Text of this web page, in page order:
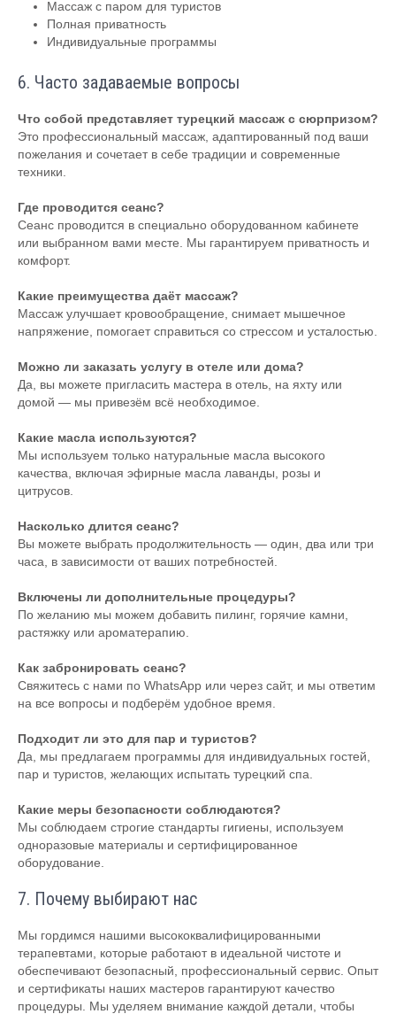
Массаж с паром для туристов
Полная приватность
Индивидуальные программы
6. Часто задаваемые вопросы
Что собой представляет турецкий массаж с сюрпризом?
Это профессиональный массаж, адаптированный под ваши
пожелания и сочетает в себе традиции и современные
техники.
Где проводится сеанс?
Сеанс проводится в специально оборудованном кабинете
или выбранном вами месте. Мы гарантируем приватность и
комфорт.
Какие преимущества даёт массаж?
Массаж улучшает кровообращение, снимает мышечное
напряжение, помогает справиться со стрессом и усталостью.
Можно ли заказать услугу в отеле или дома?
Да, вы можете пригласить мастера в отель, на яхту или
домой — мы привезём всё необходимое.
Какие масла используются?
Мы используем только натуральные масла высокого
качества, включая эфирные масла лаванды, розы и
цитрусов.
Насколько длится сеанс?
Вы можете выбрать продолжительность — один, два или три
часа, в зависимости от ваших потребностей.
Включены ли дополнительные процедуры?
По желанию мы можем добавить пилинг, горячие камни,
растяжку или ароматерапию.
Как забронировать сеанс?
Свяжитесь с нами по WhatsApp или через сайт, и мы ответим
на все вопросы и подберём удобное время.
Подходит ли это для пар и туристов?
Да, мы предлагаем программы для индивидуальных гостей,
пар и туристов, желающих испытать турецкий спа.
Какие меры безопасности соблюдаются?
Мы соблюдаем строгие стандарты гигиены, используем
одноразовые материалы и сертифицированное
оборудование.
7. Почему выбирают нас
Мы гордимся нашими высококвалифицированными
терапевтами, которые работают в идеальной чистоте и
обеспечивают безопасный, профессиональный сервис. Опыт
и сертификаты наших мастеров гарантируют качество
процедуры. Мы уделяем внимание каждой детали, чтобы